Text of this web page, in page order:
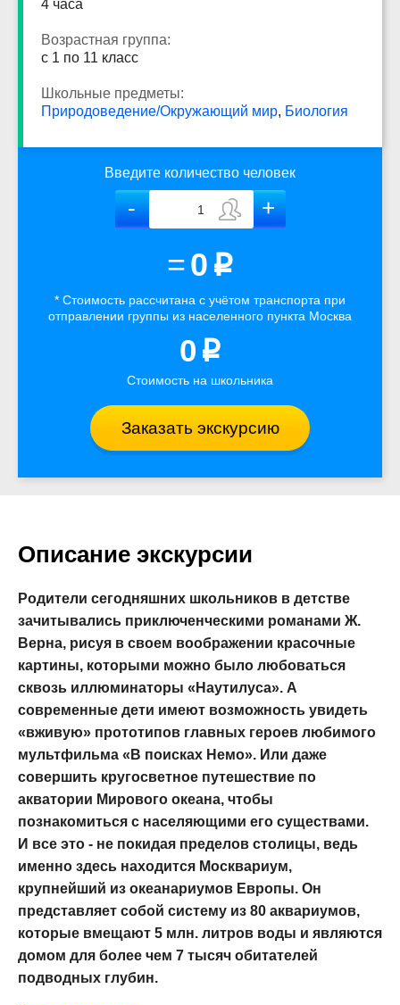
4 часа
Возрастная группа:
с 1 по 11 класс
Школьные предметы:
Природоведение/Окружающий мир, Биология
Введите количество человек
=0 p
* Стоимость рассчитана с учётом транспорта при
отправлении группы из населенного пункта Москва
0 p
Стоимость на школьника
Заказать экскурсию
Описание экскурсии
Родители сегодняшних школьников в детстве
зачитывались приключенческими романами Ж.
Верна, рисуя в своем воображении красочные
картины, которыми можно было любоваться
сквозь иллюминаторы «Наутилуса». А
современные дети имеют возможность увидеть
«вживую» прототипов главных героев любимого
мультфильма «В поисках Немо». Или даже
совершить кругосветное путешествие по
акватории Мирового океана, чтобы
познакомиться с населяющими его существами.
И все это - не покидая пределов столицы, ведь
именно здесь находится Москвариум,
крупнейший из океанариумов Европы. Он
представляет собой систему из 80 аквариумов,
которые вмещают 5 млн. литров воды и являются
домом для более чем 7 тысяч обитателей
подводных глубин.